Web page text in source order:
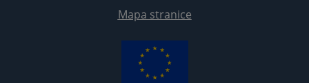
Mapa stranice